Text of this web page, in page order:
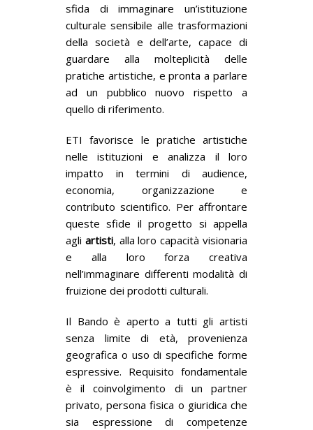
sfida di immaginare un’istituzione
culturale sensibile alle trasformazioni
della società e dell’arte, capace di
guardare alla molteplicità delle
pratiche artistiche, e pronta a parlare
ad un pubblico nuovo rispetto a
quello di riferimento.
ETI favorisce le pratiche artistiche
nelle istituzioni e analizza il loro
impatto in termini di audience,
economia, organizzazione e
contributo scientifico. Per affrontare
queste sfide il progetto si appella
agli artisti, alla loro capacità visionaria
e alla loro forza creativa
nell’immaginare differenti modalità di
fruizione dei prodotti culturali.
Il Bando è aperto a tutti gli artisti
senza limite di età, provenienza
geografica o uso di specifiche forme
espressive. Requisito fondamentale
è il coinvolgimento di un partner
privato, persona fisica o giuridica che
sia espressione di competenze